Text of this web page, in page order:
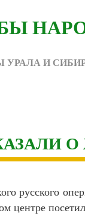
УРАЛА И
русского
центре